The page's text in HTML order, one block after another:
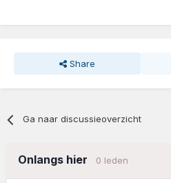
Share
Ga naar discussieoverzicht
Onlangs hier 0 leden